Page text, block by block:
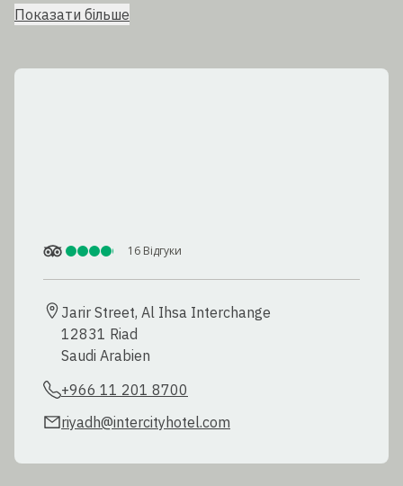
Показати більше
16 Відгуки
Jarir Street, Al Ihsa Interchange
12831 Riad
Saudi Arabien
+966 11 201 8700
riyadh@intercityhotel.com